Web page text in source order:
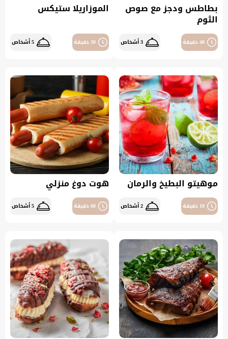
بطاطس ودجز مع صوص
الثوم
40 دقيقة 3 أشخاص
الموزاريلا ستيكس
30 دقيقة 5 أشخاص
موهيتو البطيخ والرمان
10 دقيقة 2 أشخاص
هوت دوغ منزلي
60 دقيقة 5 أشخاص